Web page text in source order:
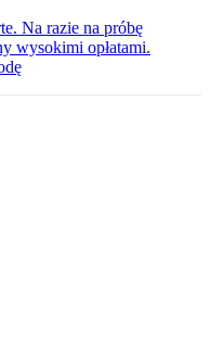
Na razie na próbę
wysokimi opłatami.